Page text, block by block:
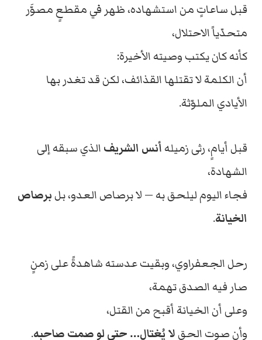
قبل ساعاتٍ من استشهاده، ظهر في مقطعٍ مصوَّر
متحدّياً الاحتلال،
كأنه كان يكتب وصيته الأخيرة:
أن الكلمة لا تقتلها القذائف، لكن قد تغدر بها
الأيادي الملوّثة.
قبل أيامٍ، رثى زميلهأنس الشريف الذي سبقه إلى
الشهادة،
فجاء اليوم ليلحق به — لا برصاص العدو، بلبرصاص
الخيانة.
رحل الجعفراوي، وبقيت عدسته شاهدةً على زمنٍ
صار فيه الصدق تهمة،
وعلى أن الخيانة أقبح من القتل،
وأن صوت الحقلا يُغتال… حتى لو صمت صاحبه.